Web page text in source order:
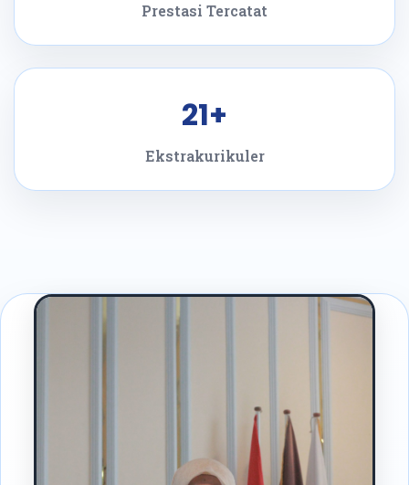
Prestasi Tercatat
21+
Ekstrakurikuler